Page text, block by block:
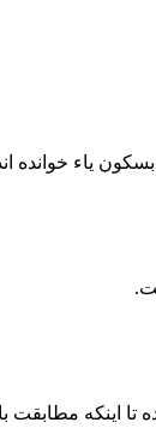
ياء خوانده
تا اينكه مطابقت